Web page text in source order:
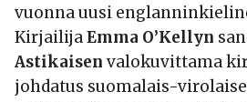
vuonna uusi
KirjailijaEmma O’Kellyn
Astikaisen valokuvittama
johdatus suomalais-